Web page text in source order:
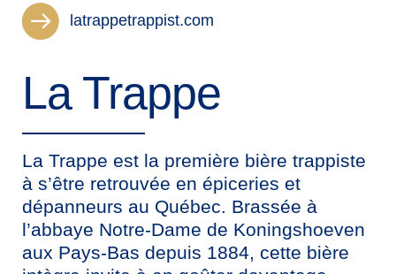
latrappetrappist.com
La Trappe
La Trappe est la première bière trappiste
à s’être retrouvée en épiceries et
dépanneurs au Québec. Brassée à
l’abbaye Notre-Dame de Koningshoeven
aux Pays-Bas depuis 1884, cette bière